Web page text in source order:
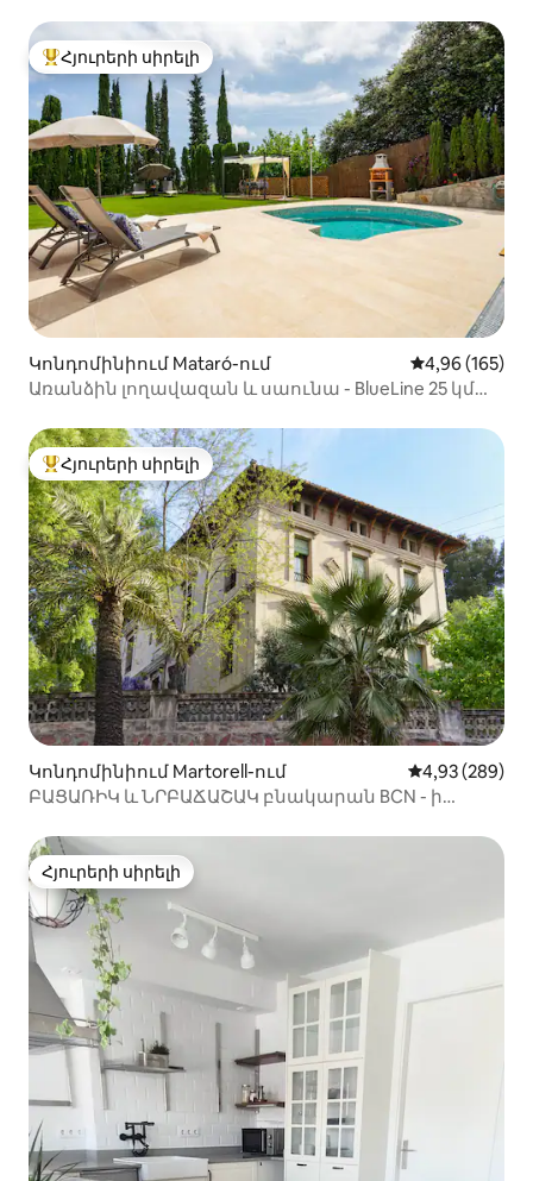
Հյուրերի սիրելի լավագույն տները
Հյուրերի սիրելի
Կոնդոմինիում Mataró-ում Միջին
4,96 (165)
Առանձին լողավազան և սաունա - BlueLine 25 կմ
Հյուրերի սիրելի լավագույն տները
Հյուրերի սիրելի
Կոնդոմինիում Martorell-ում Միջին
4,93 (289)
ԲԱՑԱՌԻԿ և ՆՐԲԱՃԱՇԱԿ բնակարան BCN - ի
Հյուրերի սիրելի
Հյուրերի սիրելի